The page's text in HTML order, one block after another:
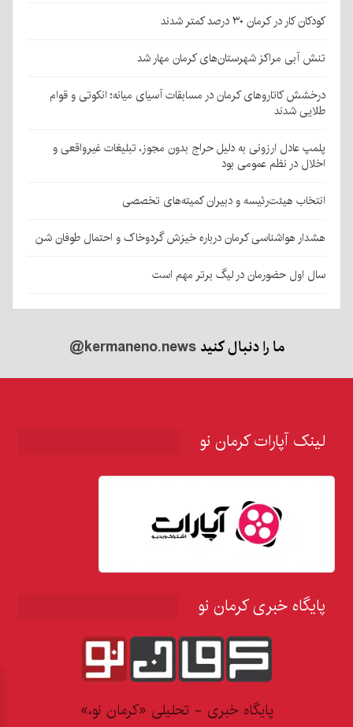
کودکان کار در کرمان ۳۰ درصد کمتر شدند
تنش آبی مراکز شهرستان‌های کرمان مهار شد
درخشش کاتاروهای کرمان در مسابقات آسیای میانه؛ انکوتی و قوام
طلایی شدند
پلمپ عادل ارزونی به دليل حراج بدون مجوز، تبليغات غیرواقعی و
اخلال در نظم عمومی بود
انتخاب هیئت‌رئیسه و دبیران کمیته‌های تخصصی
هشدار هواشناسی کرمان درباره خیزش گردوخاک و احتمال طوفان شن
سال اول حضورمان در لیگ برتر مهم است
ما را دنبال کنید@kermaneno.news
لینک آپارات کرمان نو
پایگاه خبری کرمان نو
پایگاه خبری - تحلیلی «کرمان نو،»